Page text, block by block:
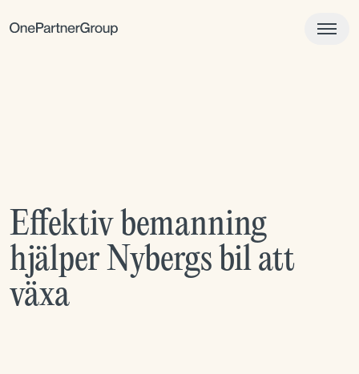
Effektiv bemanning
hjälper Nybergs bil att
växa